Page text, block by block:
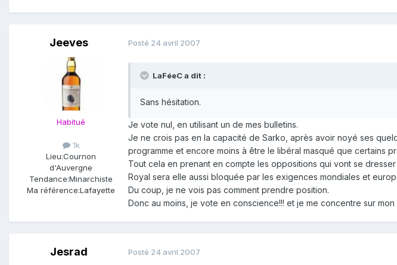
Jeeves
Habitué
1k
Lieu:Cournon
d'Auvergne
Tendance:Minarchiste
Ma référence:Lafayette
Posté 24 avril 2007
LaFéeC a dit :
Sans hésitation.
Je vote nul, en utilisant un de mes bulletins.
Je ne crois pas en la capacité de Sarko, après avoir noyé ses
programme et encore moins à être le libéral masqué que certains
Tout cela en prenant en compte les oppositions qui vont se
Royal sera elle aussi bloquée par les exigences mondiales et
Du coup, je ne vois pas comment prendre position.
Donc au moins, je vote en conscience!!! et je me concentre sur mon
Jesrad Posté 24 avril 2007